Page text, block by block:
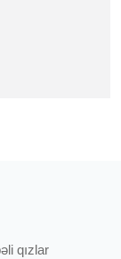
qızlar